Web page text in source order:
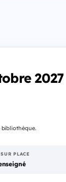
2027
bibliothèque.
PLACE